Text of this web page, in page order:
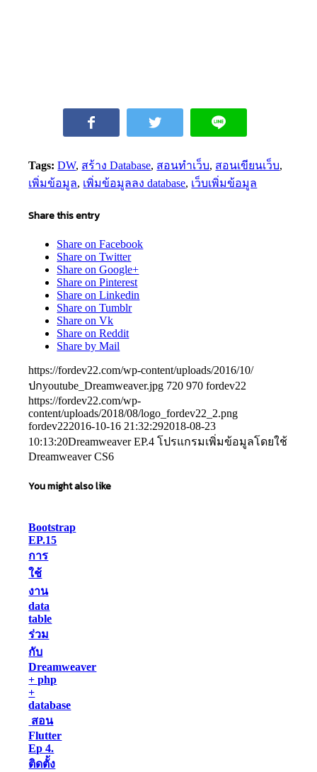
Tags: DW, สร้าง Database, สอนทำเว็บ, สอนเขียนเว็บ,
เพิ่มข้อมูล, เพิ่มข้อมูลลง database, เว็บเพิ่มข้อมูล
Share this entry
Share on Facebook
Share on Twitter
Share on Google+
Share on Pinterest
Share on Linkedin
Share on Tumblr
Share on Vk
Share on Reddit
Share by Mail
https://fordev22.com/wp-content/uploads/2016/10/
ปกyoutube_Dreamweaver.jpg 720 970 fordev22
https://fordev22.com/wp-
content/uploads/2018/08/logo_fordev22_2.png
fordev222016-10-16 21:32:292018-08-23
10:13:20Dreamweaver EP.4 โปรแกรมเพิ่มข้อมูลโดยใช้
Dreamweaver CS6
You might also like
Bootstrap
EP.15
การ
ใช้
งาน
data
table
ร่วม
กับ
Dreamweaver
+ php
+
database
สอน
Flutter
Ep 4.
ติดตั้ง